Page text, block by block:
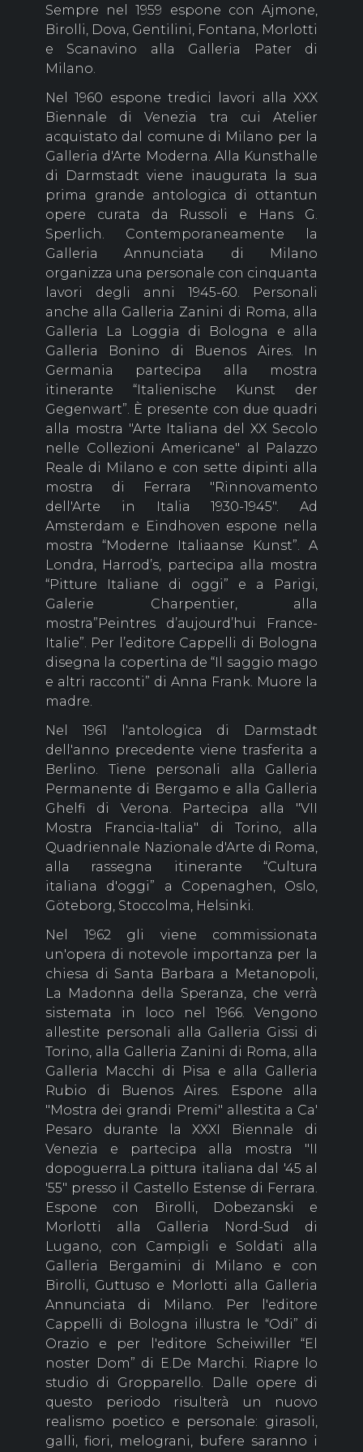
Sempre nel 1959 espone con Ajmone,
Birolli, Dova, Gentilini, Fontana, Morlotti
e Scanavino alla Galleria Pater di
Milano.
Nel 1960 espone tredici lavori alla XXX
Biennale di Venezia tra cui Atelier
acquistato dal comune di Milano per la
Galleria d'Arte Moderna. Alla Kunsthalle
di Darmstadt viene inaugurata la sua
prima grande antologica di ottantun
opere curata da Russoli e Hans G.
Sperlich. Contemporaneamente la
Galleria Annunciata di Milano
organizza una personale con cinquanta
lavori degli anni 1945-60. Personali
anche alla Galleria Zanini di Roma, alla
Galleria La Loggia di Bologna e alla
Galleria Bonino di Buenos Aires. In
Germania partecipa alla mostra
itinerante “Italienische Kunst der
Gegenwart”. È presente con due quadri
alla mostra "Arte Italiana del XX Secolo
nelle Collezioni Americane" al Palazzo
Reale di Milano e con sette dipinti alla
mostra di Ferrara "Rinnovamento
dell'Arte in Italia 1930-1945". Ad
Amsterdam e Eindhoven espone nella
mostra “Moderne Italiaanse Kunst”. A
Londra, Harrod’s, partecipa alla mostra
“Pitture Italiane di oggi” e a Parigi,
Galerie Charpentier, alla
mostra”Peintres d’aujourd’hui France-
Italie”. Per l’editore Cappelli di Bologna
disegna la copertina de “Il saggio mago
e altri racconti” di Anna Frank. Muore la
madre.
Nel 1961 l'antologica di Darmstadt
dell'anno precedente viene trasferita a
Berlino. Tiene personali alla Galleria
Permanente di Bergamo e alla Galleria
Ghelfi di Verona. Partecipa alla "VII
Mostra Francia-Italia" di Torino, alla
Quadriennale Nazionale d'Arte di Roma,
alla rassegna itinerante “Cultura
italiana d'oggi” a Copenaghen, Oslo,
Göteborg, Stoccolma, Helsinki.
Nel 1962 gli viene commissionata
un'opera di notevole importanza per la
chiesa di Santa Barbara a Metanopoli,
La Madonna della Speranza, che verrà
sistemata in loco nel 1966. Vengono
allestite personali alla Galleria Gissi di
Torino, alla Galleria Zanini di Roma, alla
Galleria Macchi di Pisa e alla Galleria
Rubio di Buenos Aires. Espone alla
"Mostra dei grandi Premi" allestita a Ca'
Pesaro durante la XXXI Biennale di
Venezia e partecipa alla mostra "II
dopoguerra.La pittura italiana dal '45 al
'55" presso il Castello Estense di Ferrara.
Espone con Birolli, Dobezanski e
Morlotti alla Galleria Nord-Sud di
Lugano, con Campigli e Soldati alla
Galleria Bergamini di Milano e con
Birolli, Guttuso e Morlotti alla Galleria
Annunciata di Milano. Per l'editore
Cappelli di Bologna illustra le “Odi” di
Orazio e per l'editore Scheiwiller “El
noster Dom” di E.De Marchi. Riapre lo
studio di Gropparello. Dalle opere di
questo periodo risulterà un nuovo
realismo poetico e personale: girasoli,
galli, fiori, melograni, bufere saranno i